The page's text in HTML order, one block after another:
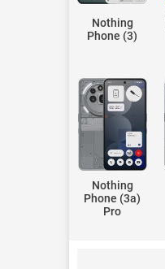
Nothing
Phone (3)
Nothing
Phone (3a)
Pro